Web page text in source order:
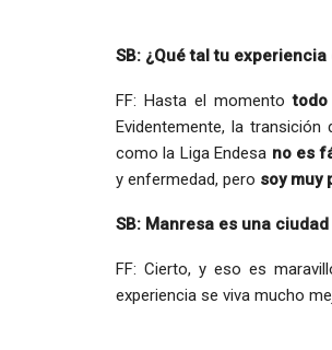
SB: ¿Qué tal tu
FF: Hasta el momentotodo
Evidentemente, la
como la Liga Endesa no es
y enfermedad, pero soy muy
SB: Manresa es una
FF: Cierto, y eso es
experiencia se viva mucho